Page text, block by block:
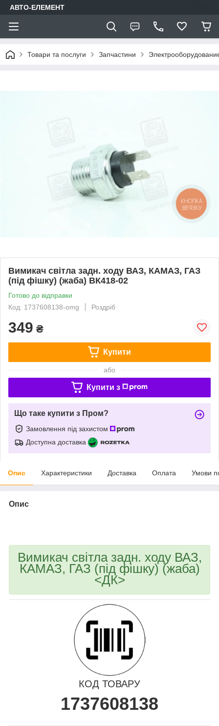
АВТО-ЕЛЕМЕНТ
Товари та послуги Запчастини
Вимикач світла задн. ходу ВАЗ, КАМАЗ, ГАЗ
(під фішку) (жаба) ВК418-02
Готово до відправки
Код: 1737608138-omg
Роздріб
349 ₴
Купити
або
Купити з
Що таке купити з Пром?
Замовлення під захистом
Доступна доставка
Опис Характеристики Доставка Оплата Умови
Опис
Вимикач світла задн. ходу ВАЗ,
КАМАЗ, ГАЗ (під фішку) (жаба)
<ДК>
КОД ТОВАРУ
1737608138
КНОПКА
ЗВ'ЯЗКУ